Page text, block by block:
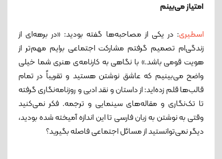
امتیاز می‌بینم
اسطیری: در یکی از مصاحبه‌ها گفته ‌بودید: «در برهه‌ای از
زندگی‌ام تصمیم گرفتم مشارکت اجتماعی برایم مهم‌تر از
هویت قومی باشد.» با نگاهی به کارنامه‌ی هنری شما خیلی
واضح می‌بینیم که عاشق نوشتن هستید و تقریباً در تمام
قالب‌ها قلم زده‌اید: از داستان و نقد ادبی و روزنامه‌نگاری گرفته
تا تک‌نگاری و مقاله‌های سینمایی و ترجمه. فکر نمی‌کنید
وقتی به نوشتن به زبان فارسی تا این اندازه آمیخته شده‌ بودید،
دیگر نمی‌توانستید از مسائل اجتماعی فاصله بگیرید؟